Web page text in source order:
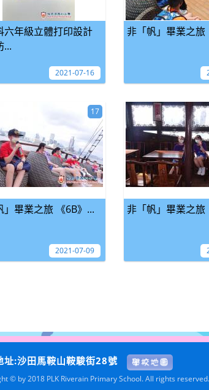
六年級立體打印設計
...
2021-07-16
非「帆」畢業之旅
」畢業之旅 《6B》...
17
2021-07-09
非「帆」畢業之旅
址:沙田馬鞍山鞍駿街28號
© by 2018 PLK Riverain Primary School. All rights reserved.